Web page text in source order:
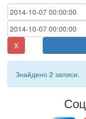
X
Знайдено 2 записи.